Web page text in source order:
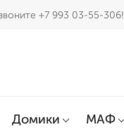
+7 993 03-55-306!
Домики МАФ